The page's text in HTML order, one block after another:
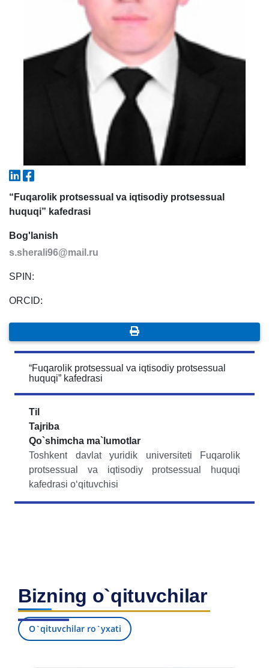
“Fuqarolik protsessual va iqtisodiy protsessual
huquqi” kafedrasi
Bog'lanish
s.sherali96@mail.ru
SPIN:
ORCID:
“Fuqarolik protsessual va iqtisodiy protsessual
huquqi” kafedrasi
Til
Tajriba
Qo`shimcha ma`lumotlar
Toshkent
davlat yuridik
universiteti Fuqarolik
protsessual
va iqtisodiy protsessual
huquqi
kafedrasi o‘qituvchisi
Bizning o`qituvchilar
O`qituvchilar ro`yxati
✉️ Adminga yozish